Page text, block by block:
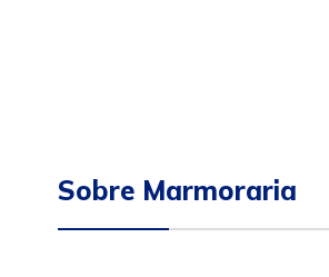
Sobre Marmoraria